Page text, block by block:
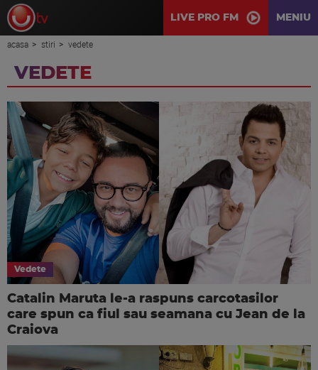
LIVE PRO FM MENIU
acasa stiri vedete
VEDETE
Vedete
Catalin Maruta le-a raspuns carcotasilor
care spun ca fiul sau seamana cu Jean de la
Craiova